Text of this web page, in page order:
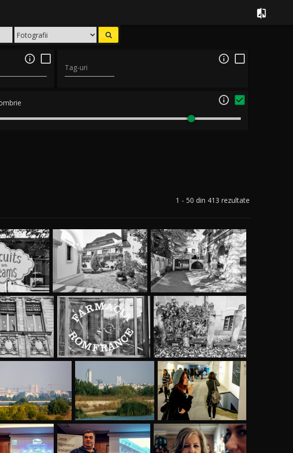


Tag-uri


1 - 50 din 413 rezultate